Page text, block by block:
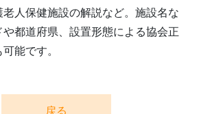
人保健施設の解説など。施設名な
都道府県、設置形態による協会正
能です。
戻る